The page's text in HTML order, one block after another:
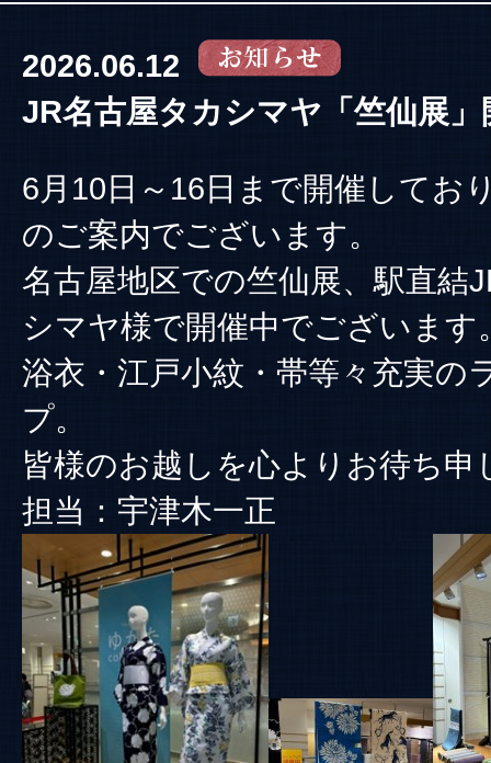
2026.06.12
JR名古屋タカシマヤ「竺仙展」
6月10日～16日まで開催してお
のご案内でございます。
名古屋地区での竺仙展、駅直結
シマヤ様で開催中でございます
浴衣・江戸小紋・帯等々充実の
プ。
皆様のお越しを心よりお待ち申
担当：宇津木一正